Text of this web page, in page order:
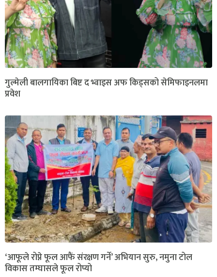
गुल्मेली बालगायिका बिष्ट द भ्वाइस अफ किड्सको सेमिफाइनलमा
प्रवेश
‘आफूले रोप्ने फूल आफैं संरक्षण गर्ने’ अभियान सुरु, नमुना टोल
विकास तम्घासले फूल रोप्यो